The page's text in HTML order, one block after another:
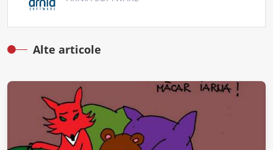
Alte articole